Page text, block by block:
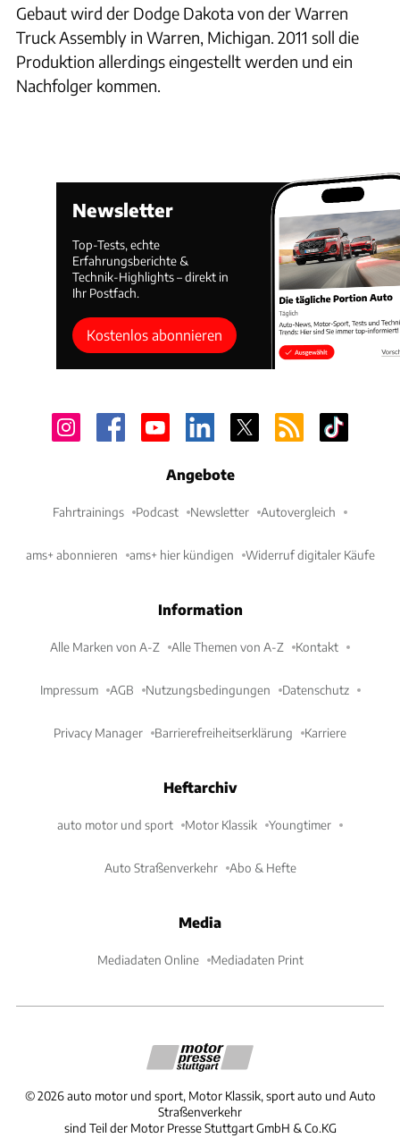
Gebaut wird der Dodge Dakota von der Warren
Truck Assembly in Warren, Michigan. 2011 soll die
Produktion allerdings eingestellt werden und ein
Nachfolger kommen.
Newsletter
Top-Tests, echte
Erfahrungsberichte &
Technik-Highlights – direkt in
Ihr Postfach.
Kostenlos abonnieren
Angebote
Fahrtrainings Podcast Newsletter Autovergleich
ams+ abonnieren ams+ hier kündigen Widerruf digitaler Käufe
Information
Alle Marken von A-Z Alle Themen von A-Z Kontakt
Impressum AGB Nutzungsbedingungen Datenschutz
Privacy Manager Barrierefreiheitserklärung Karriere
Heftarchiv
auto motor und sport Motor Klassik Youngtimer
Auto Straßenverkehr Abo & Hefte
Media
Mediadaten Online Mediadaten Print
©2026 auto motor und sport, Motor Klassik, sport auto und Auto
Straßenverkehr
sind Teil der Motor Presse Stuttgart GmbH & Co.KG